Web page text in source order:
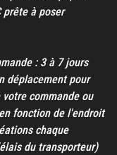
prête à poser
: 3 à 7 jours
déplacement pour
commande ou
fonction de l'endroit
chaque
du transporteur)